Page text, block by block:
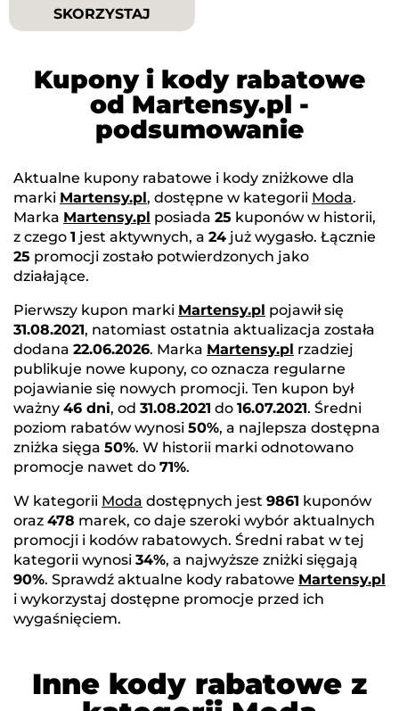
SKORZYSTAJ
Kupony i kody rabatowe
od Martensy.pl -
podsumowanie
Aktualne kupony rabatowe i kody zniżkowe dla
marki Martensy.pl, dostępne w kategorii Moda.
Marka Martensy.pl posiada 25 kuponów w historii,
z czego 1 jest aktywnych, a 24 już wygasło. Łącznie
25 promocji zostało potwierdzonych jako
działające.
Pierwszy kupon marki Martensy.pl pojawił się
31.08.2021, natomiast ostatnia aktualizacja została
dodana 22.06.2026. Marka Martensy.pl rzadziej
publikuje nowe kupony, co oznacza regularne
pojawianie się nowych promocji. Ten kupon był
ważny 46 dni, od 31.08.2021 do 16.07.2021. Średni
poziom rabatów wynosi 50%, a najlepsza dostępna
zniżka sięga 50%. W historii marki odnotowano
promocje nawet do 71%.
W kategorii Moda dostępnych jest 9861 kuponów
oraz 478 marek, co daje szeroki wybór aktualnych
promocji i kodów rabatowych. Średni rabat w tej
kategorii wynosi 34%, a najwyższe zniżki sięgają
90%. Sprawdź aktualne kody rabatowe Martensy.pl
i wykorzystaj dostępne promocje przed ich
wygaśnięciem.
Inne kody rabatowe z